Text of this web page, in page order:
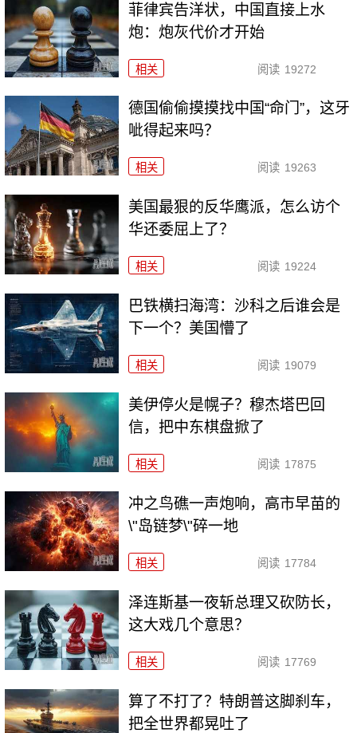
菲律宾告洋状，中国直接上水
炮：炮灰代价才开始
相关 阅读 19272
德国偷偷摸摸找中国“命门”，这牙
呲得起来吗？
相关 阅读 19263
美国最狠的反华鹰派，怎么访个
华还委屈上了？
相关 阅读 19224
巴铁横扫海湾：沙科之后谁会是
下一个？美国懵了
相关 阅读 19079
美伊停火是幌子？穆杰塔巴回
信，把中东棋盘掀了
相关 阅读 17875
冲之鸟礁一声炮响，高市早苗的
\"岛链梦\"碎一地
相关 阅读 17784
泽连斯基一夜斩总理又砍防长，
这大戏几个意思？
相关 阅读 17769
算了不打了？特朗普这脚刹车，
把全世界都晃吐了